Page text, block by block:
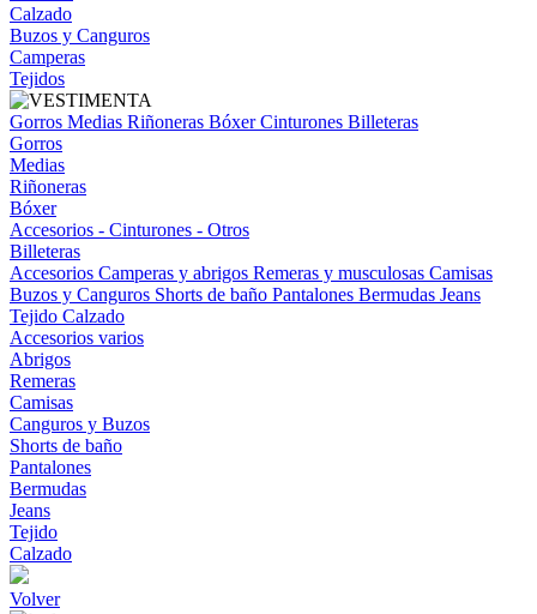
Calzado
Buzos y Canguros
Camperas
Tejidos
Gorros Medias Riñoneras BóxerCinturones Billeteras
Gorros
Medias
Riñoneras
Bóxer
Accesorios - Cinturones - Otros
Billeteras
Accesorios Camperas y abrigos Remeras y musculosas Camisas
Buzos y Canguros Shorts de baño Pantalones Bermudas Jeans
Tejido Calzado
Accesorios varios
Abrigos
Remeras
Camisas
Canguros y Buzos
Shorts de baño
Pantalones
Bermudas
Jeans
Tejido
Calzado
Volver